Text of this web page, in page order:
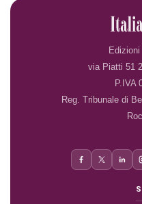
via Piatti 51
P.IVA
Reg. Tribunale di